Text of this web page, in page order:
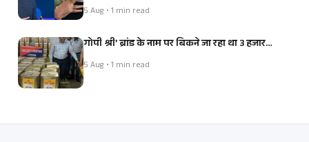
5 Aug • 1 min read
गोपी श्री’ ब्रांड के नाम पर बिकने जा रहा था 3 हजार…
5 Aug • 1 min read